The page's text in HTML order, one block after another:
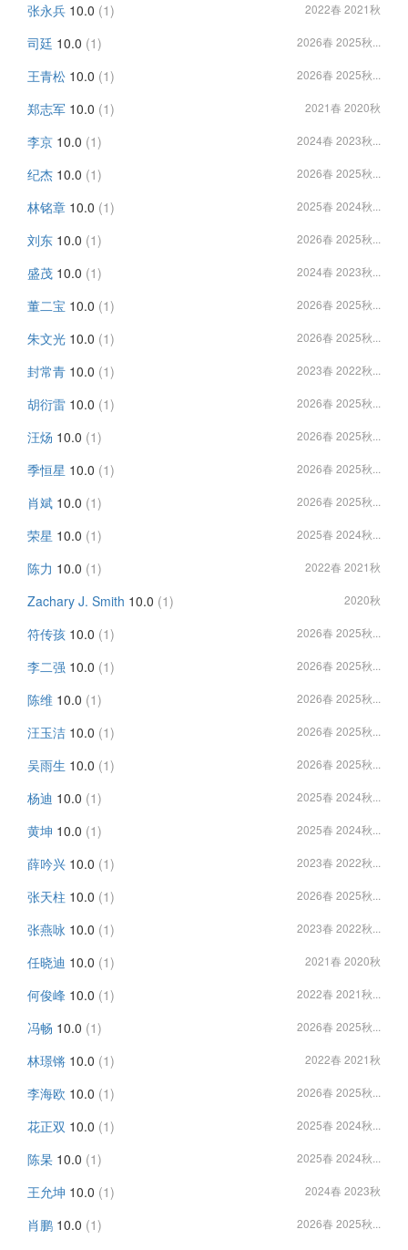
张永兵 10.0 (1) 2022春 2021秋
司廷 10.0 (1) 2026春 2025秋...
王青松 10.0 (1) 2026春 2025秋...
郑志军 10.0 (1) 2021春 2020秋
李京 10.0 (1) 2024春 2023秋...
纪杰 10.0 (1) 2026春 2025秋...
林铭章 10.0 (1) 2025春 2024秋...
刘东 10.0 (1) 2026春 2025秋...
盛茂 10.0 (1) 2024春 2023秋...
董二宝 10.0 (1) 2026春 2025秋...
朱文光 10.0 (1) 2026春 2025秋...
封常青 10.0 (1) 2023春 2022秋...
胡衍雷 10.0 (1) 2026春 2025秋...
汪炀 10.0 (1) 2026春 2025秋...
季恒星 10.0 (1) 2026春 2025秋...
肖斌 10.0 (1) 2026春 2025秋...
荣星 10.0 (1) 2025春 2024秋...
陈力 10.0 (1) 2022春 2021秋
Zachary J. Smith 10.0 (1) 2020秋
符传孩 10.0 (1) 2026春 2025秋...
李二强 10.0 (1) 2026春 2025秋...
陈维 10.0 (1) 2026春 2025秋...
汪玉洁 10.0 (1) 2026春 2025秋...
吴雨生 10.0 (1) 2026春 2025秋...
杨迪 10.0 (1) 2025春 2024秋...
黄坤 10.0 (1) 2025春 2024秋...
薛吟兴 10.0 (1) 2023春 2022秋...
张天柱 10.0 (1) 2026春 2025秋...
张燕咏 10.0 (1) 2023春 2022秋...
任晓迪 10.0 (1) 2021春 2020秋
何俊峰 10.0 (1) 2022春 2021秋...
冯畅 10.0 (1) 2026春 2025秋...
林璟锵 10.0 (1) 2022春 2021秋
李海欧 10.0 (1) 2026春 2025秋...
花正双 10.0 (1) 2025春 2024秋...
陈杲 10.0 (1) 2025春 2024秋...
王允坤 10.0 (1) 2024春 2023秋
肖鹏 10.0 (1) 2026春 2025秋...